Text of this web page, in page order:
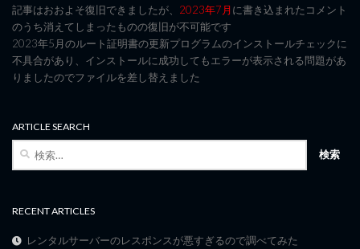
記事はおおよそ復旧できましたが、 2023年7月に書き込まれたコメント
のうち消えてしまったものの復旧が不可能です
2023年5月のルート証明書の更新プログラムのインストールチェックに
不具合があり、インストールに成功してもエラーが表示される問題があ
りましたのでファイルを差し替えました
ARTICLE SEARCH
RECENT ARTICLES
レンタルサーバーのレスポンスが悪すぎるので調べてみた